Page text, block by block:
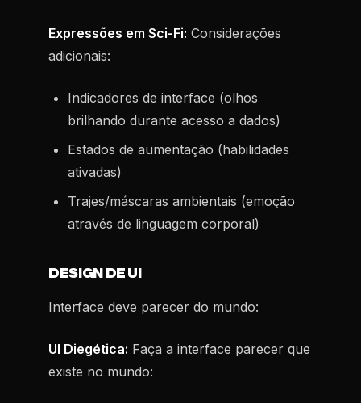
Expressões em Sci-Fi: Considerações
adicionais:
Indicadores de interface (olhos
brilhando durante acesso a dados)
Estados de aumentação (habilidades
ativadas)
Trajes/máscaras ambientais (emoção
através de linguagem corporal)
DESIGN DE UI
Interface deve parecer do mundo:
UI Diegética: Faça a interface parecer que
existe no mundo: